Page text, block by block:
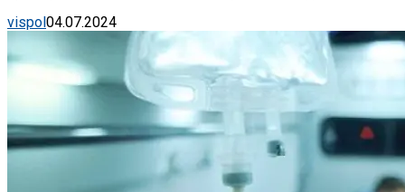
vispol04.07.2024